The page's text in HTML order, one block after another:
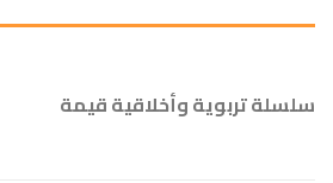
سلسلة تربوية وأخلاقية قيمة